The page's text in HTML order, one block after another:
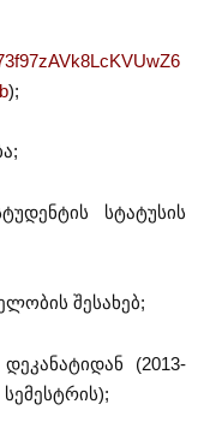
);
სტატუსის
შესახებ;
(2013-